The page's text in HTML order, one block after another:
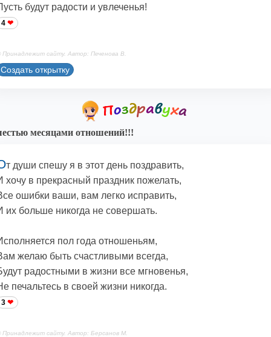
будут радости и увлеченья!
4
Принадлежит сайту. Автор: Печенова В.
Создать открытку
месяцами отношений!!!
т души спешу я в этот день поздравить,
хочу в прекрасный праздник пожелать,
ошибки ваши, вам легко исправить,
их больше никогда не совершать.
пол года отношеньям,
желаю быть счастливыми всегда,
радостными в жизни все мгновенья,
печальтесь в своей жизни никогда.
3
Принадлежит сайту. Автор: Берсанов М.